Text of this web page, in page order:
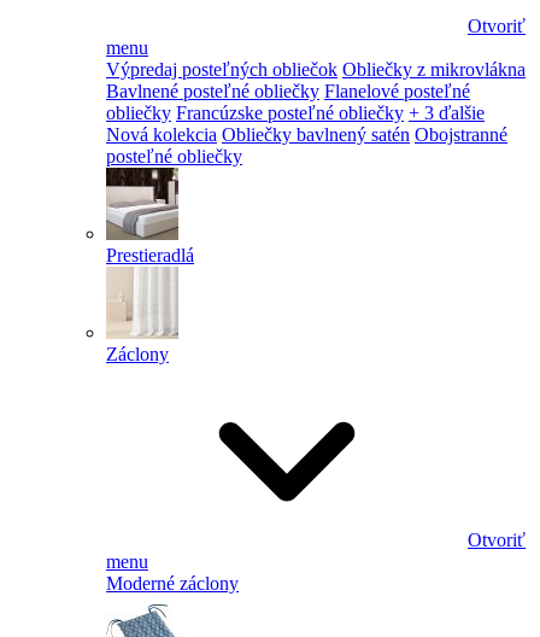
Otvoriť
menu
Výpredaj posteľných obliečok Obliečky z mikrovlákna
Bavlnené posteľné obliečky Flanelové posteľné
obliečky Francúzske posteľné obliečky + 3 ďalšie
Nová kolekcia Obliečky bavlnený satén Obojstranné
posteľné obliečky
Prestieradlá
Záclony
Otvoriť
menu
Moderné záclony